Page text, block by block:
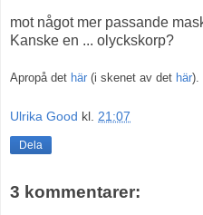
mot något mer passande
Kanske en ... olyckskorp?
Apropå det här (i skenet av det här).
Ulrika Good kl. 21:07
Dela
3 kommentarer: